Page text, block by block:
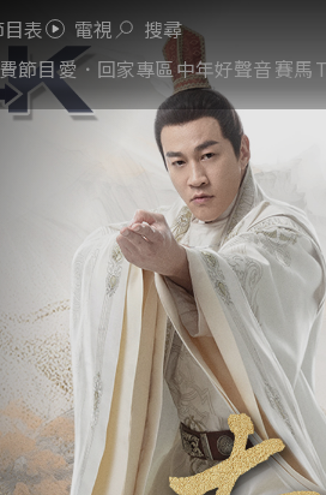
目表 電視 搜尋
節目愛．回家專區中年好聲音賽馬